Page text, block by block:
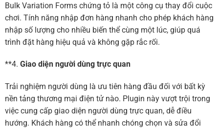
Bulk Variation Forms chứng tỏ là một công cụ thay đổi cuộc
chơi. Tính năng nhập đơn hàng nhanh cho phép khách hàng
nhập số lượng cho nhiều biến thể cùng một lúc, giúp quá
trình đặt hàng hiệu quả và không gặp rắc rối.
**4. Giao diện người dùng trực quan
Trải nghiệm người dùng là ưu tiên hàng đầu đối với bất kỳ
nền tảng thương mại điện tử nào. Plugin này vượt trội trong
việc cung cấp giao diện người dùng trực quan, dễ điều
hướng. Khách hàng có thể nhanh chóng chọn và sửa đổi